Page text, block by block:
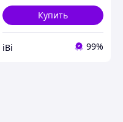
Купить
іВі 99%